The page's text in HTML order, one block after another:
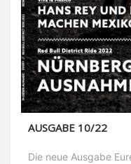
AUSGABE 10/22
Die neue Ausgabe